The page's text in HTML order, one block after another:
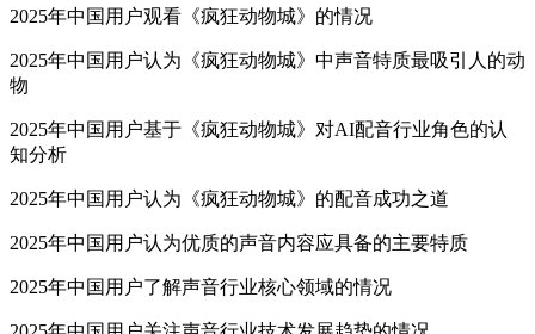
2025年中国用户观看《疯狂动物城》的情况
2025年中国用户认为《疯狂动物城》中声音特质最吸引人的动
物
2025年中国用户基于《疯狂动物城》对AI配音行业角色的认
知分析
2025年中国用户认为《疯狂动物城》的配音成功之道
2025年中国用户认为优质的声音内容应具备的主要特质
2025年中国用户了解声音行业核心领域的情况